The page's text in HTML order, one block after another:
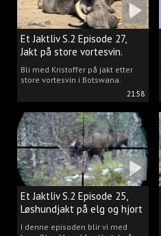
21:58
Et Jaktliv S.2 Episode 27,
Jakt på store vortesvin.
Bli med Kristoffer på jakt etter
store vortesvin i Botswana.
Et Jaktliv S.2 Episode 25,
Løshundjakt på elg og hjort
i Norge.
I denne episoden blir vi med